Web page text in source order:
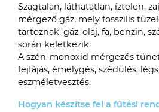
Szagtalan, láthatatlan, íztelen,
mérgező gáz, mely fosszilis
tartoznak: gáz, olaj, fa, benzin,
során keletkezik.
A szén-monoxid mérgezés
fejfájás, émelygés, szédülés,
eszméletvesztés.
Hogyan készítse fel a fűtési